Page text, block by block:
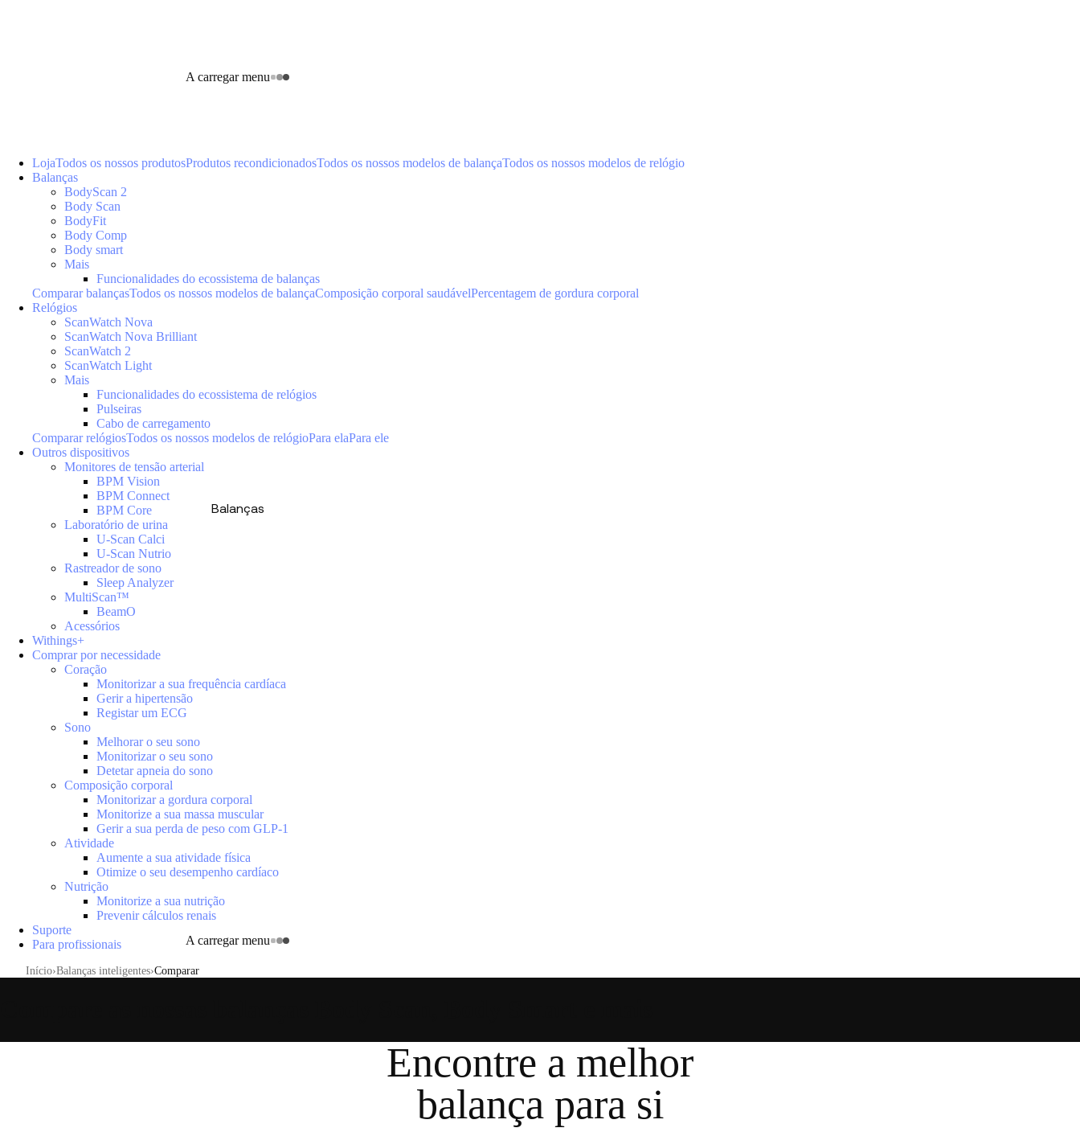
A carregar menu
Balanças
A carregar menu
LojaTodos os nossos produtosProdutos recondicionadosTodos os nossos modelos de balançaTodos os nossos modelos de relógio
Balanças
BodyScan 2
Body Scan
BodyFit
Body Comp
Body smart
Mais
Funcionalidades do ecossistema de balanças
Comparar balançasTodos os nossos modelos de balançaComposição corporal saudávelPercentagem de gordura corporal
Relógios
ScanWatch Nova
ScanWatch Nova Brilliant
ScanWatch 2
ScanWatch Light
Mais
Funcionalidades do ecossistema de relógios
Pulseiras
Cabo de carregamento
Comparar relógiosTodos os nossos modelos de relógioPara elaPara ele
Outros dispositivos
Monitores de tensão arterial
BPM Vision
BPM Connect
BPM Core
Laboratório de urina
U-Scan Calci
U-Scan Nutrio
Rastreador de sono
Sleep Analyzer
MultiScan™
BeamO
Acessórios
Withings+
Comprar por necessidade
Coração
Monitorizar a sua frequência cardíaca
Gerir a hipertensão
Registar um ECG
Sono
Melhorar o seu sono
Monitorizar o seu sono
Detetar apneia do sono
Composição corporal
Monitorizar a gordura corporal
Monitorize a sua massa muscular
Gerir a sua perda de peso com GLP-1
Atividade
Aumente a sua atividade física
Otimize o seu desempenho cardíaco
Nutrição
Monitorize a sua nutrição
Prevenir cálculos renais
Suporte
Para profissionais
Início Balanças inteligentes Comparar
Encontre a melhor
balança para si